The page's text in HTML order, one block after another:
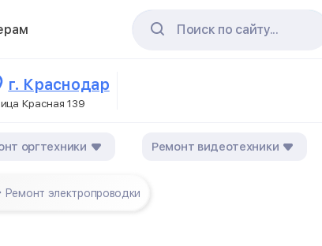
Поиск по сайту...
г. Краснодар
Красная 139
оргтехники Ремонт видеотехники
Ремонт электропроводки